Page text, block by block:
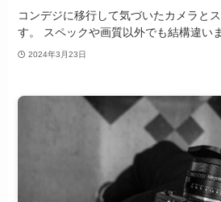
コンデジに移行して気づいたカメラと
す。 スペックや画質以外でも結構違い
2024年3月23日